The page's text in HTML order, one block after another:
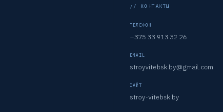
// КОНТАКТЫ
ТЕЛЕФОН
+375 33 913 32 26
EMAIL
stroyvitebsk.by@gmail.com
САЙТ
stroy-vitebsk.by